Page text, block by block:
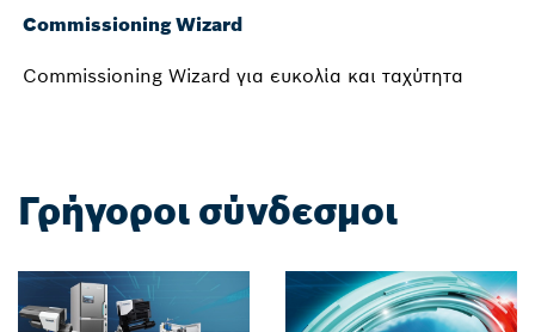
Commissioning Wizard
Commissioning Wizard για ευκολία και ταχύτητα
Γρήγοροι σύνδεσμοι